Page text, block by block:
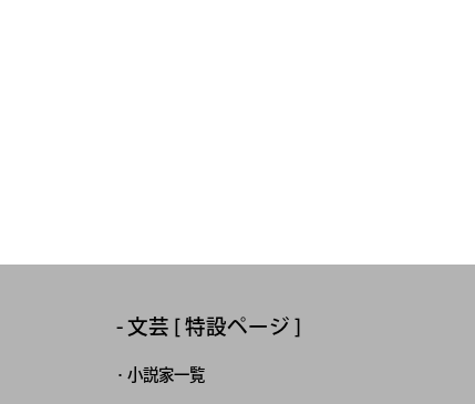
文芸 [ 特設ページ ]
小説家一覧